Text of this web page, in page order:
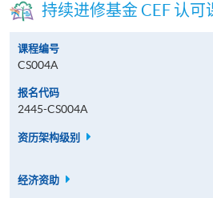
持续进修基金 CEF 认可
课程编号
CS004A
报名代码
2445-CS004A
资历架构级别
经济资助